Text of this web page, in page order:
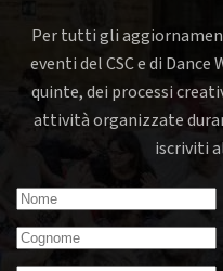
Per tutti gli
eventi del CSC e di
quinte, dei processi
attività organizzate
iscriviti